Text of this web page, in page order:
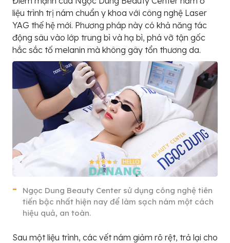
liệu trình trị nám chuẩn y khoa với công nghệ Laser
YAG thế hệ mới. Phương pháp này có khả năng tác
động sâu vào lớp trung bì và hạ bì, phá vỡ tận gốc
hắc sắc tố melanin mà không gây tổn thương da.
Ngọc Dung Beauty Center sử dụng công nghệ tiên
tiến bậc nhất hiện nay để làm sạch nám một cách
hiệu quả, an toàn.
Sau một liệu trình, các vết nám giảm rõ rệt, trả lại cho